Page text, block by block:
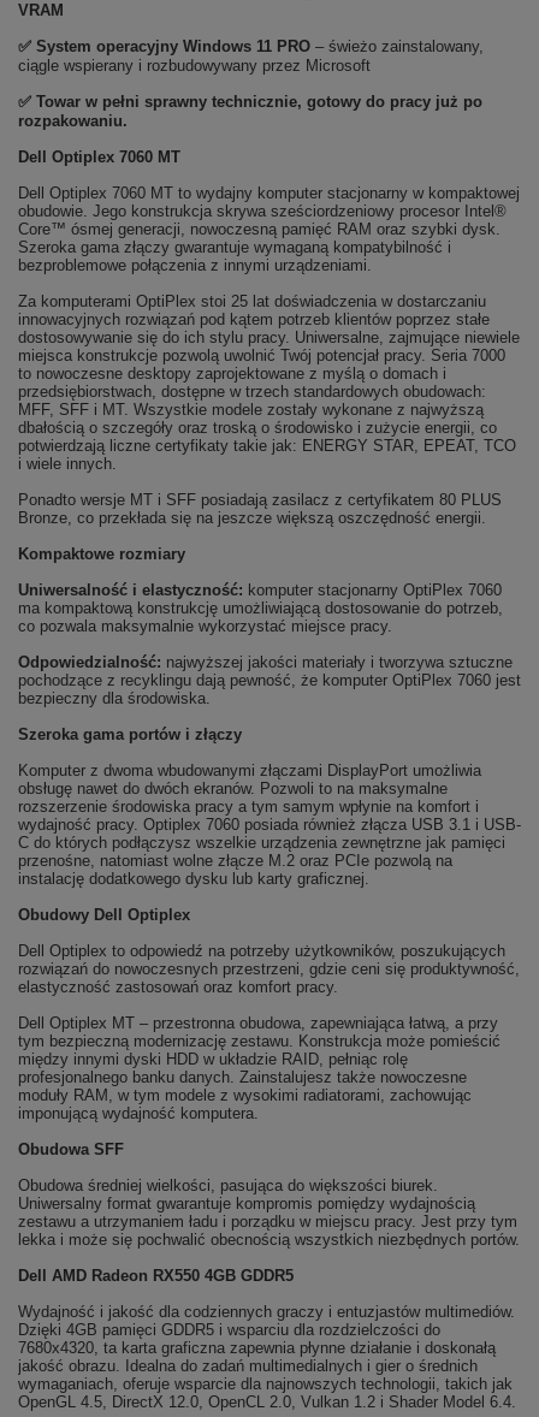
VRAM
✅ System operacyjny Windows 11 PRO – świeżo zainstalowany,
ciągle wspierany i rozbudowywany przez Microsoft
✅ Towar w pełni sprawny technicznie, gotowy do pracy już po
rozpakowaniu.
Dell Optiplex 7060 MT
Dell Optiplex 7060 MT to wydajny komputer stacjonarny w kompaktowej
obudowie. Jego konstrukcja skrywa sześciordzeniowy procesor Intel®
Core™ ósmej generacji, nowoczesną pamięć RAM oraz szybki dysk.
Szeroka gama złączy gwarantuje wymaganą kompatybilność i
bezproblemowe połączenia z innymi urządzeniami.
Za komputerami OptiPlex stoi 25 lat doświadczenia w dostarczaniu
innowacyjnych rozwiązań pod kątem potrzeb klientów poprzez stałe
dostosowywanie się do ich stylu pracy. Uniwersalne, zajmujące niewiele
miejsca konstrukcje pozwolą uwolnić Twój potencjał pracy. Seria 7000
to nowoczesne desktopy zaprojektowane z myślą o domach i
przedsiębiorstwach, dostępne w trzech standardowych obudowach:
MFF, SFF i MT. Wszystkie modele zostały wykonane z najwyższą
dbałością o szczegóły oraz troską o środowisko i zużycie energii, co
potwierdzają liczne certyfikaty takie jak: ENERGY STAR, EPEAT, TCO
i wiele innych.
Ponadto wersje MT i SFF posiadają zasilacz z certyfikatem 80 PLUS
Bronze, co przekłada się na jeszcze większą oszczędność energii.
Kompaktowe rozmiary
Uniwersalność i elastyczność: komputer stacjonarny OptiPlex 7060
ma kompaktową konstrukcję umożliwiającą dostosowanie do potrzeb,
co pozwala maksymalnie wykorzystać miejsce pracy.
Odpowiedzialność: najwyższej jakości materiały i tworzywa sztuczne
pochodzące z recyklingu dają pewność, że komputer OptiPlex 7060 jest
bezpieczny dla środowiska.
Szeroka gama portów i złączy
Komputer z dwoma wbudowanymi złączami DisplayPort umożliwia
obsługę nawet do dwóch ekranów. Pozwoli to na maksymalne
rozszerzenie środowiska pracy a tym samym wpłynie na komfort i
wydajność pracy. Optiplex 7060 posiada również złącza USB 3.1 i USB-
C do których podłączysz wszelkie urządzenia zewnętrzne jak pamięci
przenośne, natomiast wolne złącze M.2 oraz PCIe pozwolą na
instalację dodatkowego dysku lub karty graficznej.
Obudowy Dell Optiplex
Dell Optiplex to odpowiedź na potrzeby użytkowników, poszukujących
rozwiązań do nowoczesnych przestrzeni, gdzie ceni się produktywność,
elastyczność zastosowań oraz komfort pracy.
Dell Optiplex MT – przestronna obudowa, zapewniająca łatwą, a przy
tym bezpieczną modernizację zestawu. Konstrukcja może pomieścić
między innymi dyski HDD w układzie RAID, pełniąc rolę
profesjonalnego banku danych. Zainstalujesz także nowoczesne
moduły RAM, w tym modele z wysokimi radiatorami, zachowując
imponującą wydajność komputera.
Obudowa SFF
Obudowa średniej wielkości, pasująca do większości biurek.
Uniwersalny format gwarantuje kompromis pomiędzy wydajnością
zestawu a utrzymaniem ładu i porządku w miejscu pracy. Jest przy tym
lekka i może się pochwalić obecnością wszystkich niezbędnych portów.
Dell AMD Radeon RX550 4GB GDDR5
Wydajność i jakość dla codziennych graczy i entuzjastów multimediów.
Dzięki 4GB pamięci GDDR5 i wsparciu dla rozdzielczości do
7680x4320, ta karta graficzna zapewnia płynne działanie i doskonałą
jakość obrazu. Idealna do zadań multimedialnych i gier o średnich
wymaganiach, oferuje wsparcie dla najnowszych technologii, takich jak
OpenGL 4.5, DirectX 12.0, OpenCL 2.0, Vulkan 1.2 i Shader Model 6.4.